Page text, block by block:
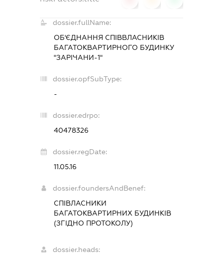
dossier.fullName:
ОБ'ЄДНАННЯ СПІВВЛАСНИКІВ
БАГАТОКВАРТИРНОГО БУДИНКУ
"ЗАРІЧАНИ-1"
dossier.opfSubType:
-
dossier.edrpo:
40478326
dossier.regDate:
11.05.16
dossier.foundersAndBenef:
СПІВЛАСНИКИ
БАГАТОКВАРТИРНИХ БУДИНКІВ
(ЗГІДНО ПРОТОКОЛУ)
dossier.heads: